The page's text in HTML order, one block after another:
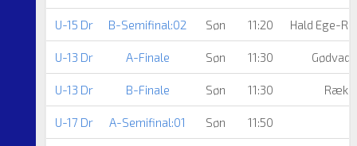
U-15 Dr B-Semifinal:02 Søn 11:20 Hald Ege-
U-13 Dr A-Finale Søn 11:30 Gødvad
U-13 Dr B-Finale Søn 11:30
U-17 Dr A-Semifinal:01 Søn 11:50